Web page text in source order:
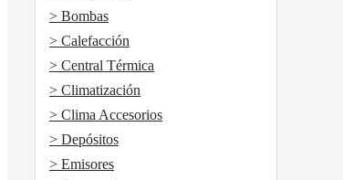
> Bombas
> Calefacción
> Central Térmica
> Climatización
> Clima Accesorios
> Depósitos
> Emisores